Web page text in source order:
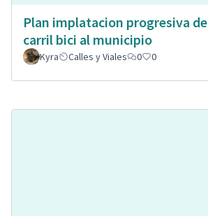
Plan implatacion progresiva de
carril bici al municipio
Kyra Calles y Viales 0 0